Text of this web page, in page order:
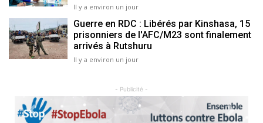
Il y a environ un jour
Guerre en RDC : Libérés par Kinshasa, 15
prisonniers de l'AFC/M23 sont finalement
arrivés à Rutshuru
Il y a environ un jour
- Publicité -
Previous Next